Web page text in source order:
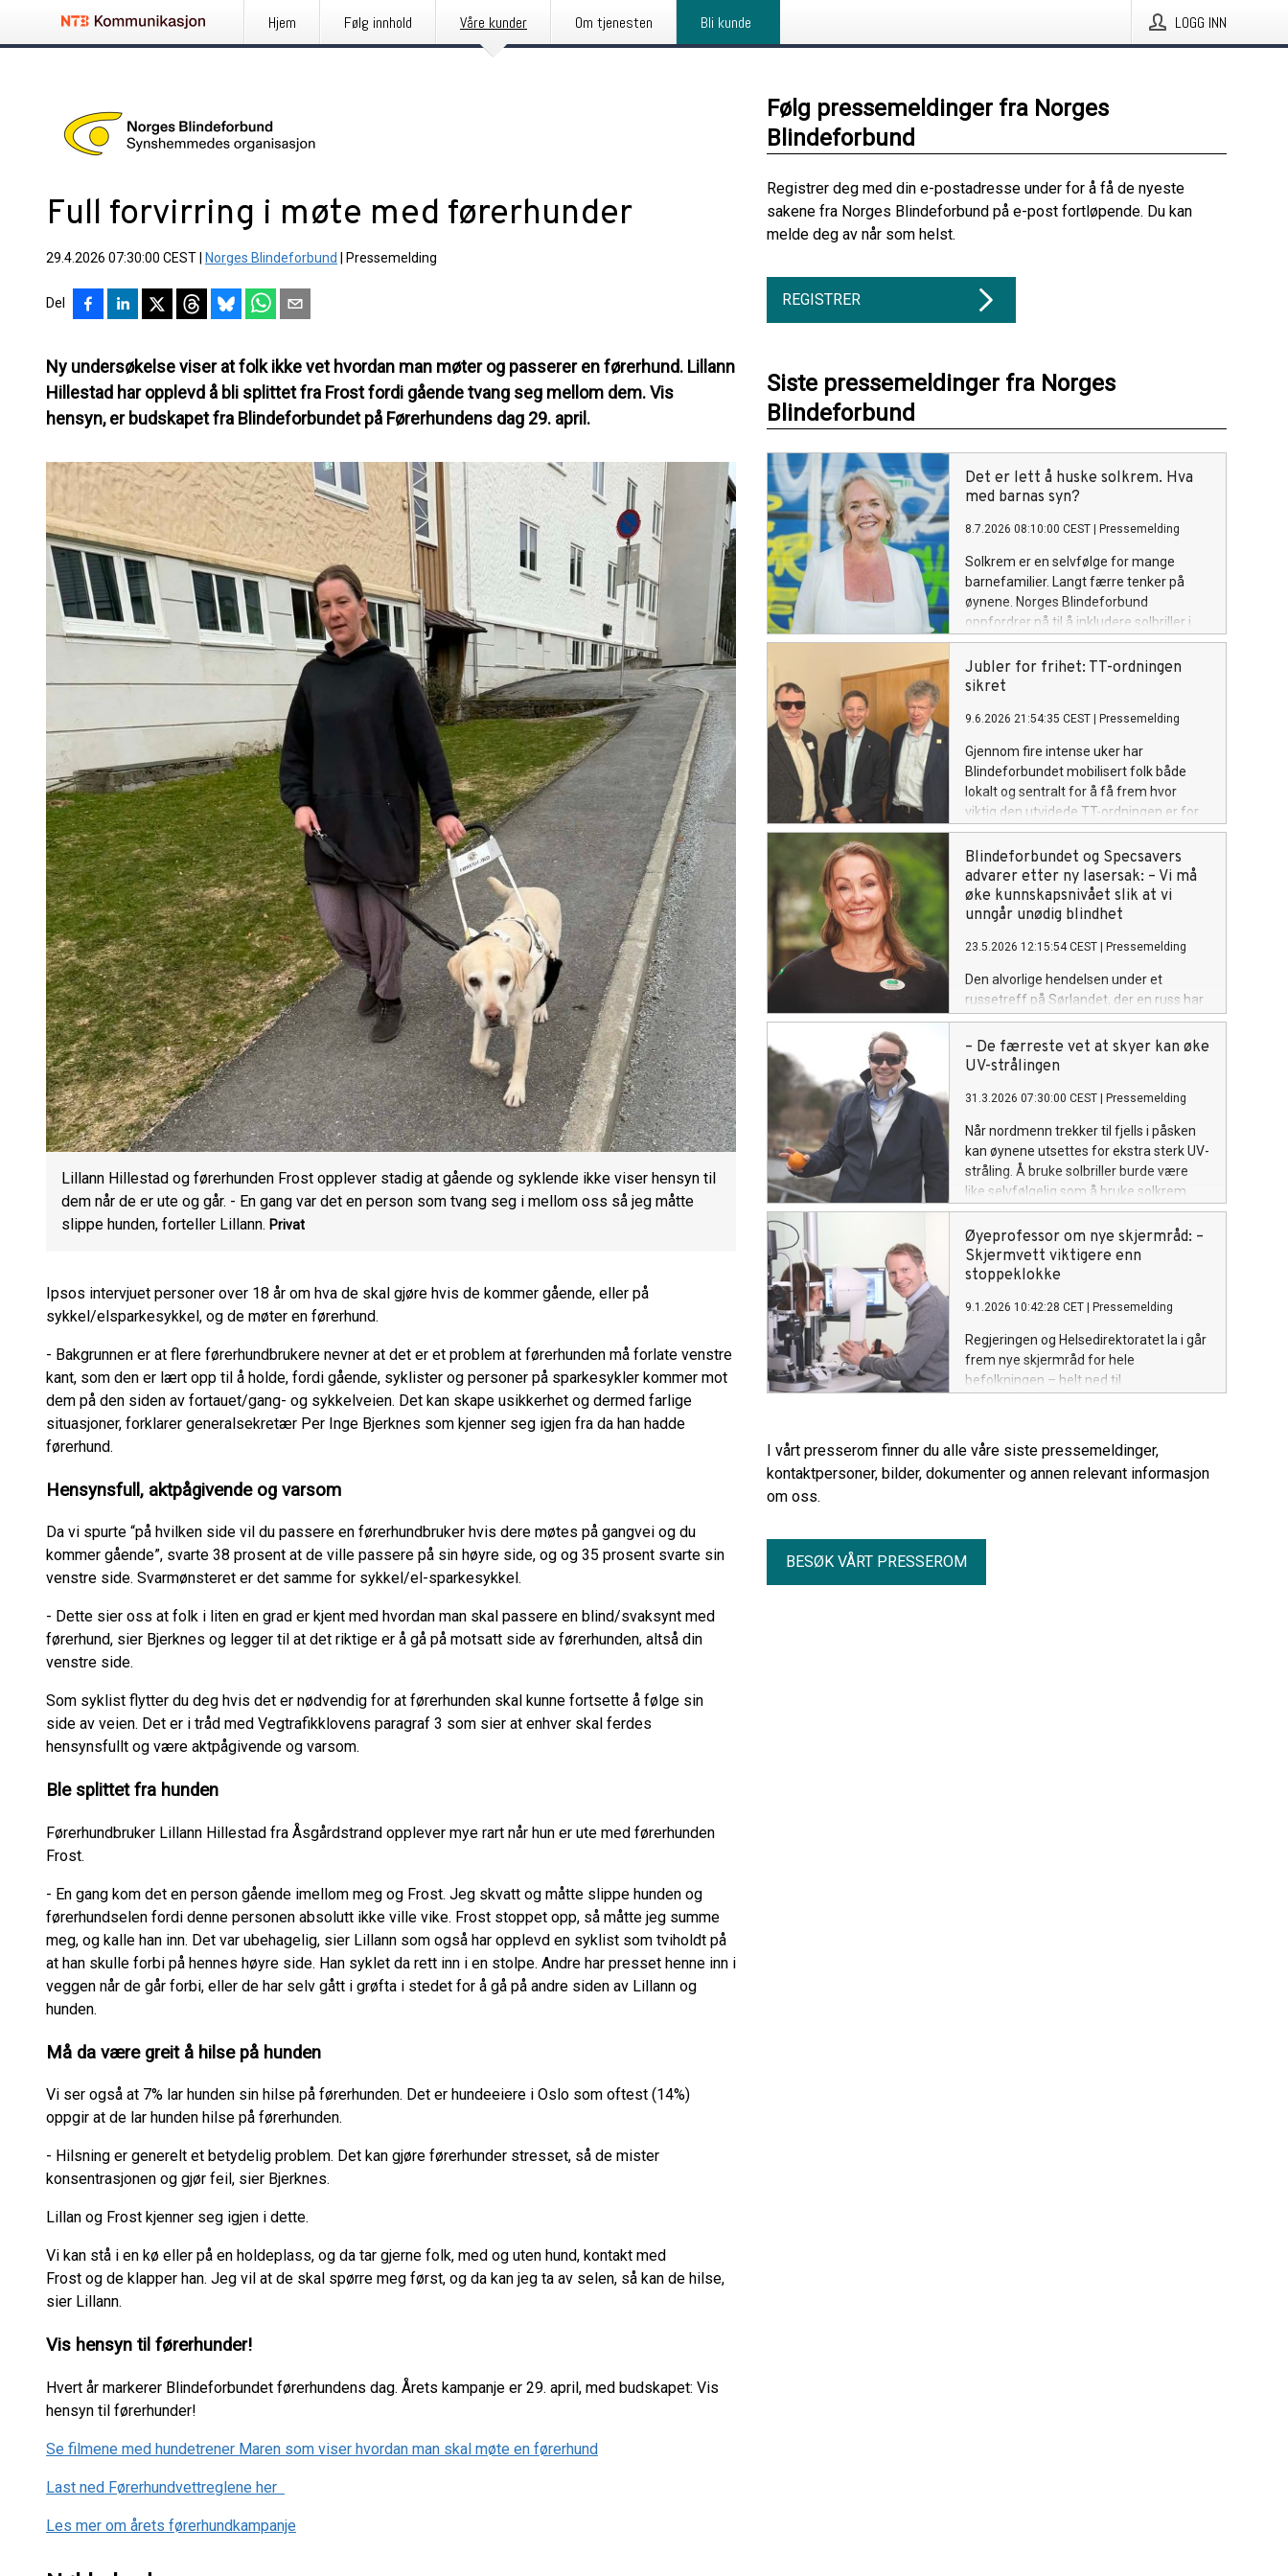
Hjem Følg innhold Våre kunder Om tjenesten Bli kunde LOGG INN
Full forvirring i møte med førerhunder
29.4.2026 07:30:00 CEST Norges Blindeforbund Pressemelding
Del
Ny undersøkelse viser at folk ikke vet hvordan man møter og passerer en førerhund. Lillann
Hillestad har opplevd å bli splittet fra Frost fordi gående tvang seg mellom dem. Vis
hensyn, er budskapet fra Blindeforbundet på Førerhundens dag 29. april.
Lillann Hillestad og førerhunden Frost opplever stadig at gående og syklende ikke viser hensyn til
dem når de er ute og går. - En gang var det en person som tvang seg i mellom oss så jeg måtte
slippe hunden, forteller Lillann. Privat
Ipsos intervjuet personer over 18 år om hva de skal gjøre hvis de kommer gående, eller på
sykkel/elsparkesykkel, og de møter en førerhund.
- Bakgrunnen er at flere førerhundbrukere nevner at det er et problem at førerhunden må forlate venstre
kant, som den er lært opp til å holde, fordi gående, syklister og personer på sparkesykler kommer mot
dem på den siden av fortauet/gang- og sykkelveien. Det kan skape usikkerhet og dermed farlige
situasjoner, forklarer generalsekretær Per Inge Bjerknes som kjenner seg igjen fra da han hadde
førerhund.
Hensynsfull, aktpågivende og varsom
Da vi spurte “på hvilken side vil du passere en førerhundbruker hvis dere møtes på gangvei og du
kommer gående”, svarte 38 prosent at de ville passere på sin høyre side, og og 35 prosent svarte sin
venstre side. Svarmønsteret er det samme for sykkel/el-sparkesykkel.
- Dette sier oss at folk i liten en grad er kjent med hvordan man skal passere en blind/svaksynt med
førerhund, sier Bjerknes og legger til at det riktige er å gå på motsatt side av førerhunden, altså din
venstre side.
Som syklist flytter du deg hvis det er nødvendig for at førerhunden skal kunne fortsette å følge sin
side av veien. Det er i tråd med Vegtrafikklovens paragraf 3 som sier at enhver skal ferdes
hensynsfullt og være aktpågivende og varsom.
Ble splittet fra hunden
Førerhundbruker Lillann Hillestad fra Åsgårdstrand opplever mye rart når hun er ute med førerhunden
Frost.
- En gang kom det en person gående imellom meg og Frost. Jeg skvatt og måtte slippe hunden og
førerhundselen fordi denne personen absolutt ikke ville vike. Frost stoppet opp, så måtte jeg summe
meg, og kalle han inn. Det var ubehagelig, sier Lillann som også har opplevd en syklist som tviholdt på
at han skulle forbi på hennes høyre side. Han syklet da rett inn i en stolpe. Andre har presset henne inn i
veggen når de går forbi, eller de har selv gått i grøfta i stedet for å gå på andre siden av Lillann og
hunden.
Må da være greit å hilse på hunden
Vi ser også at 7% lar hunden sin hilse på førerhunden. Det er hundeeiere i Oslo som oftest (14%)
oppgir at de lar hunden hilse på førerhunden.
- Hilsning er generelt et betydelig problem. Det kan gjøre førerhunder stresset, så de mister
konsentrasjonen og gjør feil, sier Bjerknes.
Lillan og Frost kjenner seg igjen i dette.
Vi kan stå i en kø eller på en holdeplass, og da tar gjerne folk, med og uten hund, kontakt med
Frost og de klapper han. Jeg vil at de skal spørre meg først, og da kan jeg ta av selen, så kan de hilse,
sier Lillann.
Vis hensyn til førerhunder!
Hvert år markerer Blindeforbundet førerhundens dag. Årets kampanje er 29. april, med budskapet: Vis
hensyn til førerhunder!
Se filmene med hundetrener Maren som viser hvordan man skal møte en førerhund
Last ned Førerhundvettreglene her
Les mer om årets førerhundkampanje
Følg pressemeldinger fra Norges
Blindeforbund
Registrer deg med din e-postadresse under for å få de nyeste
sakene fra Norges Blindeforbund på e-post fortløpende. Du kan
melde deg av når som helst.
REGISTRER
Siste pressemeldinger fra Norges
Blindeforbund
Det er lett å huske solkrem. Hva
med barnas syn?
8.7.2026 08:10:00 CEST Pressemelding
Solkrem er en selvfølge for mange
barnefamilier. Langt færre tenker på
øynene. Norges Blindeforbund
oppfordrer nå til å inkludere solbriller i
sommerens viktigste beskyttelsesutstyr
– også for barn.
Jubler for frihet: TT-ordningen
sikret
9.6.2026 21:54:35 CEST Pressemelding
Gjennom fire intense uker har
Blindeforbundet mobilisert folk både
lokalt og sentralt for å få frem hvor
viktig den utvidede TT-ordningen er for
selvstendighet og frihet for svaksynte
og blinde. I dag kom endelig
gladmeldingen. Samarbeidspartiene AP,
SP, SV og Rødt, med MDG på laget, sikret
flertall for at forslaget trekkes og at
opplever vi at partiene har lyttet og
forstått, sier en lettet generalsekretær i
Norges Blindeforbund, Per Inge
Bjerknes. Rita Vindholmen jubler for
Blindeforbundet og Specsavers
advarer etter ny lasersak: – Vi må
øke kunnskapsnivået slik at vi
unngår unødig blindhet
23.5.2026 12:15:54 CEST Pressemelding
Den alvorlige hendelsen under et
russetreff på Sørlandet, der en russ har
fått alvorlige synsskader etter å ha blitt
truffet av laserlys, har igjen satt søkelys
på farene ved kraftige lasere. Norges
om at øyeskader ved bruk av lasere
– De færreste vet at skyer kan øke
UV-strålingen
31.3.2026 07:30:00 CEST Pressemelding
Når nordmenn trekker til fjells i påsken
kan øynene utsettes for ekstra sterk UV-
stråling. Å bruke solbriller burde være
like selvfølgelig som å bruke solkrem,
sier øyelege og professor Tor Paaske
Utheim. En undersøkelse fra Specsavers
viser imidlertid at hver femte nordmann
sjelden eller aldri bruker solbriller.
Øyeprofessor om nye skjermråd: –
Skjermvett viktigere enn
stoppeklokke
9.1.2026 10:42:28 CET Pressemelding
Regjeringen og Helsedirektoratet la i går
frem nye skjermråd for hele
befolkningen – helt ned til
Norges Blindeforbunds rådgivende
øyeprofessor, Tor Paaske Utheim,
mener at skjermvett kan være vel så
I vårt presserom finner du alle våre siste pressemeldinger,
kontaktpersoner, bilder, dokumenter og annen relevant informasjon
om oss.
BESØK VÅRT PRESSEROM